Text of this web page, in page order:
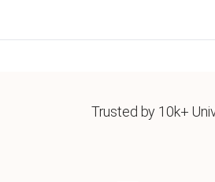
Trusted by 10k+